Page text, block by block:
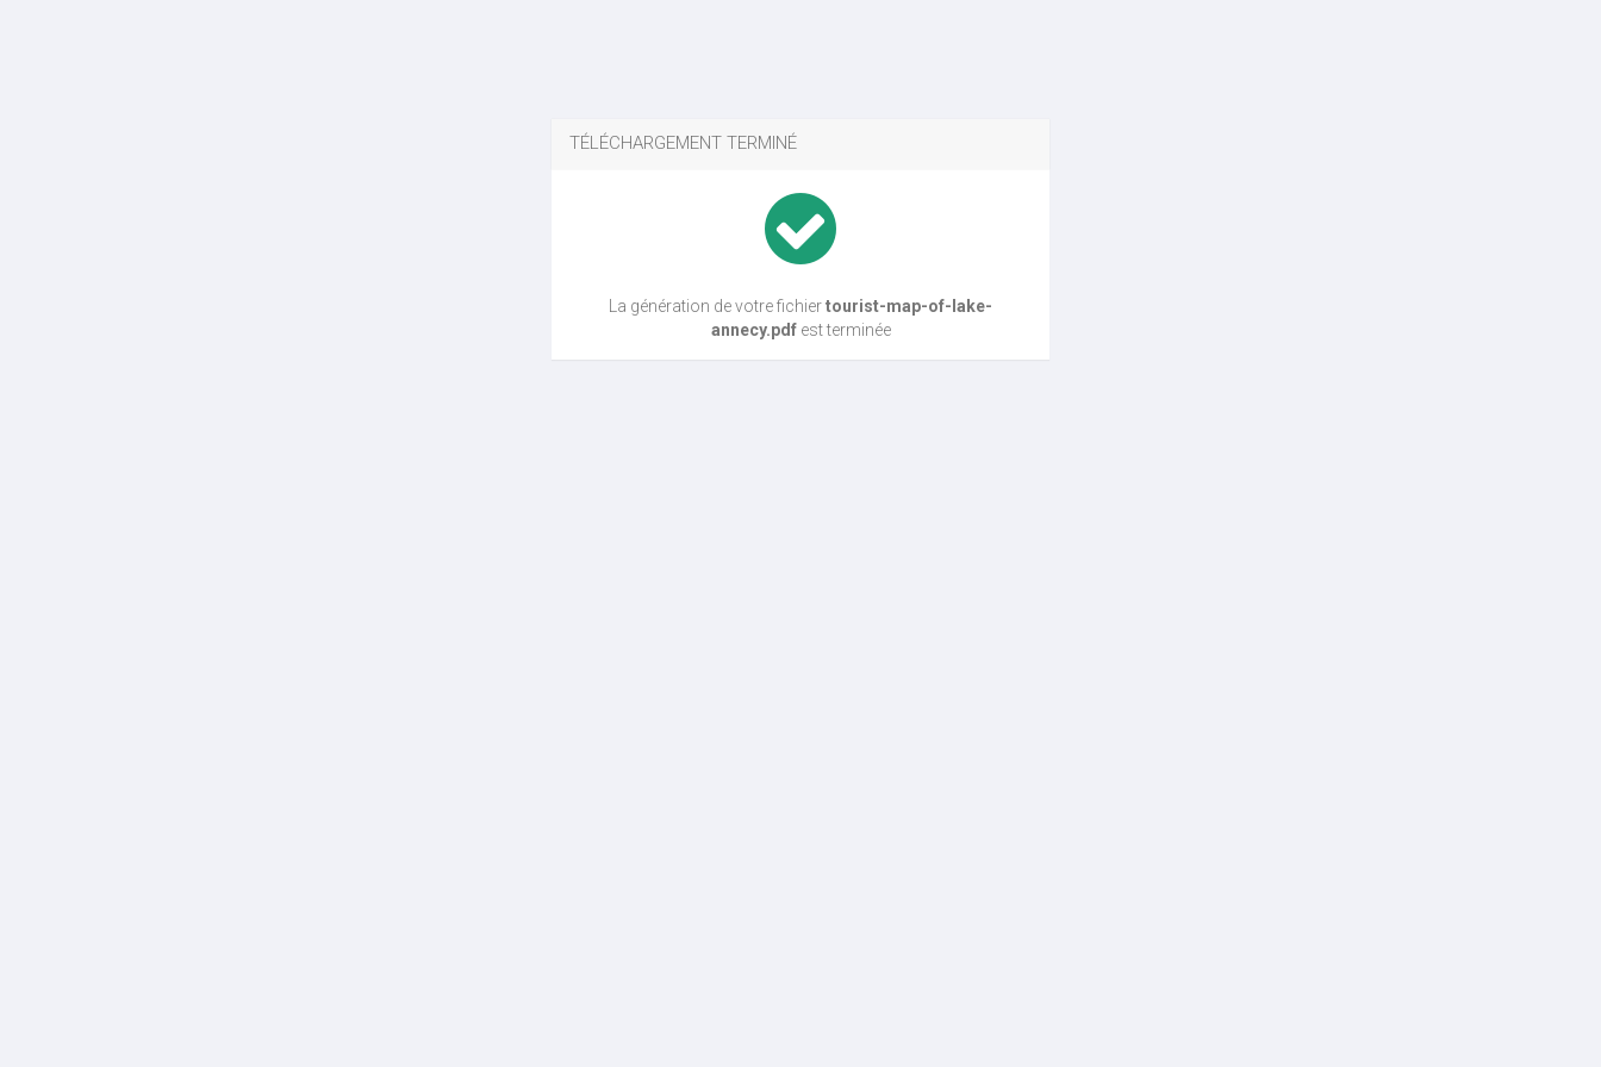
TÉLÉCHARGEMENT TERMINÉ
La génération de votre fichiertourist-map-of-lake-
annecy.pdfest terminée